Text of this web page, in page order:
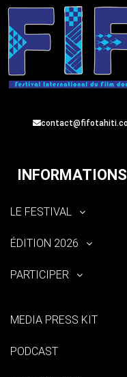
INFORMATIONS
LE FESTIVAL
ÉDITION 2026
PARTICIPER
MEDIA PRESS KIT
PODCAST